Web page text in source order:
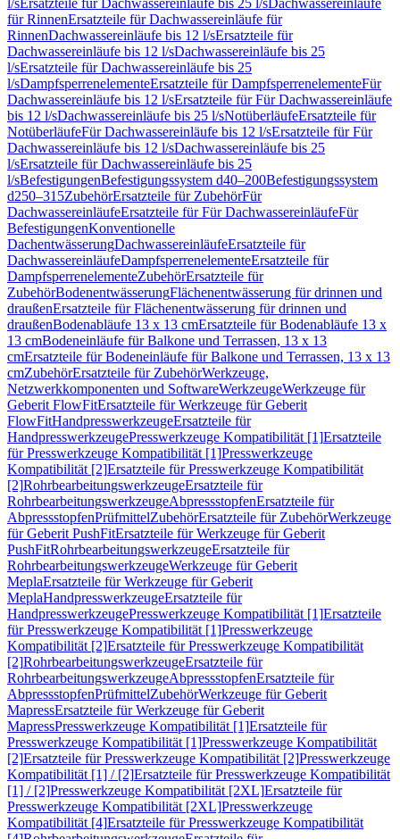
l/sErsatzteile für Dachwassereinläufe bis 25 l/sDachwassereinläufe
für RinnenErsatzteile für Dachwassereinläufe für
RinnenDachwassereinläufe bis 12 l/sErsatzteile für
Dachwassereinläufe bis 12 l/sDachwassereinläufe bis 25
l/sErsatzteile für Dachwassereinläufe bis 25
l/sDampfsperrenelementeErsatzteile für DampfsperrenelementeFür
Dachwassereinläufe bis 12 l/sErsatzteile für Für Dachwassereinläufe
bis 12 l/sDachwassereinläufe bis 25 l/sNotüberläufeErsatzteile für
NotüberläufeFür Dachwassereinläufe bis 12 l/sErsatzteile für Für
Dachwassereinläufe bis 12 l/sDachwassereinläufe bis 25
l/sErsatzteile für Dachwassereinläufe bis 25
l/sBefestigungenBefestigungssystem d40–200Befestigungssystem
d250–315ZubehörErsatzteile für ZubehörFür
DachwassereinläufeErsatzteile für Für DachwassereinläufeFür
BefestigungenKonventionelle
DachentwässerungDachwassereinläufeErsatzteile für
DachwassereinläufeDampfsperrenelementeErsatzteile für
DampfsperrenelementeZubehörErsatzteile für
ZubehörBodenentwässerungFlächenentwässerung für drinnen und
draußenErsatzteile für Flächenentwässerung für drinnen und
draußenBodenabläufe 13 x 13 cmErsatzteile für Bodenabläufe 13 x
13 cmBodeneinläufe für Balkone und Terrassen, 13 x 13
cmErsatzteile für Bodeneinläufe für Balkone und Terrassen, 13 x 13
cmZubehörErsatzteile für ZubehörWerkzeuge,
Netzwerkkomponenten und SoftwareWerkzeugeWerkzeuge für
Geberit FlowFitErsatzteile für Werkzeuge für Geberit
FlowFitHandpresswerkzeugeErsatzteile für
HandpresswerkzeugePresswerkzeuge Kompatibilität [1]Ersatzteile
für Presswerkzeuge Kompatibilität [1]Presswerkzeuge
Kompatibilität [2]Ersatzteile für Presswerkzeuge Kompatibilität
[2]RohrbearbeitungswerkzeugeErsatzteile für
RohrbearbeitungswerkzeugeAbpressstopfenErsatzteile für
AbpressstopfenPrüfmittelZubehörErsatzteile für ZubehörWerkzeuge
für Geberit PushFitErsatzteile für Werkzeuge für Geberit
PushFitRohrbearbeitungswerkzeugeErsatzteile für
RohrbearbeitungswerkzeugeWerkzeuge für Geberit
MeplaErsatzteile für Werkzeuge für Geberit
MeplaHandpresswerkzeugeErsatzteile für
HandpresswerkzeugePresswerkzeuge Kompatibilität [1]Ersatzteile
für Presswerkzeuge Kompatibilität [1]Presswerkzeuge
Kompatibilität [2]Ersatzteile für Presswerkzeuge Kompatibilität
[2]RohrbearbeitungswerkzeugeErsatzteile für
RohrbearbeitungswerkzeugeAbpressstopfenErsatzteile für
AbpressstopfenPrüfmittelZubehörWerkzeuge für Geberit
MapressErsatzteile für Werkzeuge für Geberit
MapressPresswerkzeuge Kompatibilität [1]Ersatzteile für
Presswerkzeuge Kompatibilität [1]Presswerkzeuge Kompatibilität
[2]Ersatzteile für Presswerkzeuge Kompatibilität [2]Presswerkzeuge
Kompatibilität [1] / [2]Ersatzteile für Presswerkzeuge Kompatibilität
[1] / [2]Presswerkzeuge Kompatibilität [2XL]Ersatzteile für
Presswerkzeuge Kompatibilität [2XL]Presswerkzeuge
Kompatibilität [4]Ersatzteile für Presswerkzeuge Kompatibilität